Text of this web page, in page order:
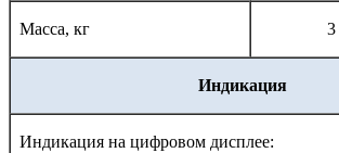
Масса, кг 3
Индикация
Индикация на цифровом дисплее: